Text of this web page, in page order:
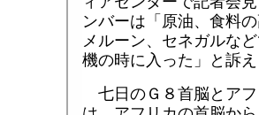
ンバーは「原油、食料
メルーン、セネガルな
機の時に入った」と訴
七日のＧ８首脳とア